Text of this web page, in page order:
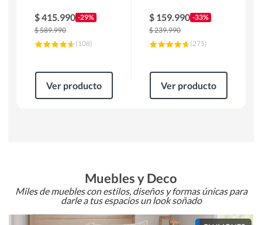
MAS430B
$415.990 -29%
$589.990
(108)
Ver producto
MD100A100/W2
$ 159.990 -33%
$239.990
(275)
Ver producto
Muebles y Deco
Miles de muebles con estilos, diseños y formas únicas para
darle a tus espacios un look soñado